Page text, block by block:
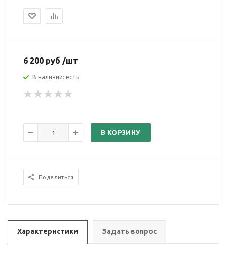
6 200 руб /шт
В наличии: есть
В КОРЗИНУ
Поделиться
Характеристики Задать вопрос